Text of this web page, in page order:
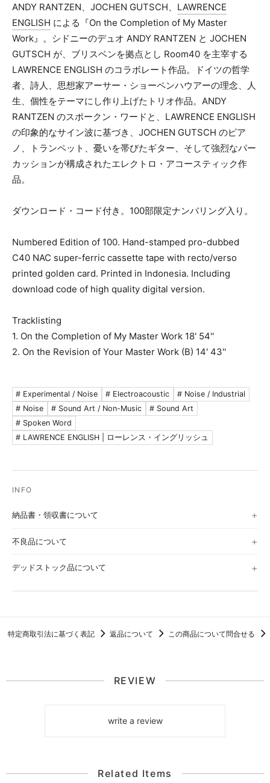
メールアドレス（必須）
ANDY RANTZEN、JOCHEN GUTSCH、 LAWRENCE
ENGLISH による『On the Completion of My Master
Work』。シドニーのデュオ ANDY RANTZEN と JOCHEN
GUTSCH が、ブリスベンを拠点とし Room40 を主宰する
LAWRENCE ENGLISH のコラボレート作品。ドイツの哲学
者、詩人、思想家アーサー・ショーペンハウアーの理念、人
生、個性をテーマにし作り上げたトリオ作品。ANDY
RANTZEN のスポークン・ワードと、LAWRENCE ENGLISH
の印象的なサイン波に基づき、JOCHEN GUTSCH のピア
ノ、トランペット、憂いを帯びたギター、そして強烈なパー
カッションが構成されたエレクトロ・アコースティック作
品。
ダウンロード・コード付き。100部限定ナンバリング入り。
Numbered Edition of 100. Hand-stamped pro-dubbed
C40 NAC super-ferric cassette tape with recto/verso
printed golden card. Printed in Indonesia. Including
download code of high quality digital version.
Tracklisting
1. On the Completion of My Master Work 18' 54''
2. On the Revision of Your Master Work (B) 14' 43''
# Experimental / Noise # Electroacoustic
# Noise / Industrial
# Noise
# Sound Art / Non-Music
# Sound Art
# Spoken Word
# LAWRENCE ENGLISH | ローレンス・イングリッシュ
納品書・領収書について
不良品について
デッドストック品について
特定商取引法に基づく表記 返品について この商品について問合せる
REVIEW
write a review
Related Items